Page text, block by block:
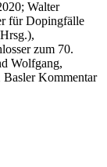
Walter
für Dopingfälle
zum 70.
Wolfgang,
Kommentar